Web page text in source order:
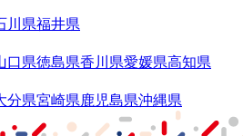
川県福井県
口県徳島県香川県愛媛県高知県
分県宮崎県鹿児島県沖縄県